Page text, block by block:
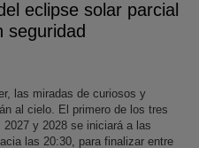
eclipse solar parcial
seguridad
las miradas de curiosos y
al cielo. El primero de los tres
y 2028 se iniciará a las
las 20:30, para finalizar entre